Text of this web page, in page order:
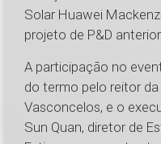
Solar Huawei
projeto de P&D
A participação no
do termo pelo reitor
Vasconcelos, e o
Sun Quan, diretor de